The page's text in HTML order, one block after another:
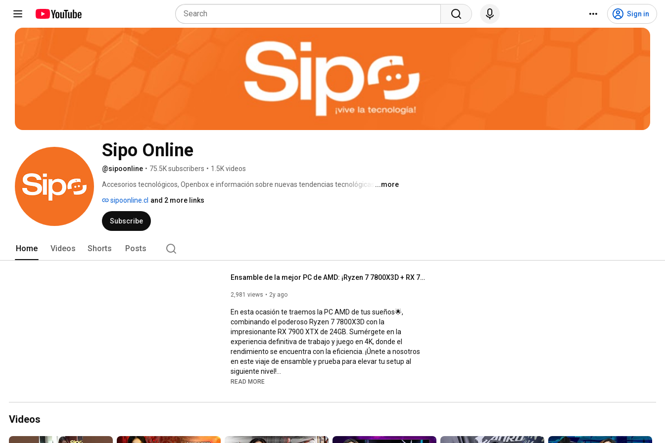
Sign in
Sipo Online
@sipoonline • 75.5K subscribers • 1.5K videos
Accesorios tecnológicos, Openbox e información sobre nuevas tendencias tecnológicas para
...more
sipoonline.cl and 2 more links
Subscribe
Home Videos Shorts Posts
Ensamble de la mejor PC de AMD: ¡Ryzen 7 7800X3D + RX 7900 XTX,   trabaja y domina el 4K en gaming🎮!
2,981 views 2y ago
En esta ocasión te traemos la PC AMD de tus sueños🌟,
combinando el poderoso Ryzen 7 7800X3D con la
impresionante RX 7900 XTX de 24GB. Sumérgete en la
experiencia definitiva de trabajo y juego en 4K, donde el
rendimiento se encuentra con la eficiencia. ¡Únete a nosotros
en este viaje de ensamble y prueba para elevar tu setup al
siguiente nivel!
mano con #Ubisoft.
disponible: https://shorturl.at/alFY0
READ MORE
Videos